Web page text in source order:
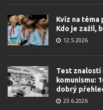
Kvíz na téma
Kdo je zažil,
12.5.2026
Test znalostí
komunismu:
dobrý
23.6.2026